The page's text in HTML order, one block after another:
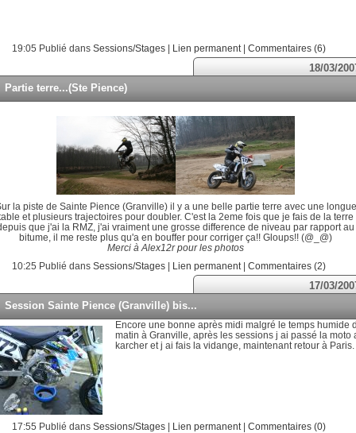
19:05 Publié dans Sessions/Stages | Lien permanent | Commentaires (6)
18/03/
Partie terre...(Ste Pience)
la piste de Sainte Pience (Granville) il y a une belle partie terre avec une longue
et plusieurs trajectoires pour doubler. C'est la 2eme fois que je fais de la terre
que j'ai la RMZ, j'ai vraiment une grosse difference de niveau par rapport au
bitume, il me reste plus qu'a en bouffer pour corriger ça!! Gloups!! (@_@)
Merci à Alex12r pour les photos
10:25 Publié dans Sessions/Stages | Lien permanent | Commentaires (2)
17/03/
Session Sainte Pience (Granville) bis...
Encore une bonne après midi malgré le temps humide
matin à Granville, après les sessions j ai passé la moto
karcher et j ai fais la vidange, maintenant retour à Paris.
17:55 Publié dans Sessions/Stages Lien permanent Commentaires (0)